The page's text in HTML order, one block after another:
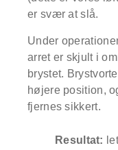
er svær at slå.
Under
arret er skjult i
brystet.
højere position,
fjernes sikkert.
Resultat:
about our
By